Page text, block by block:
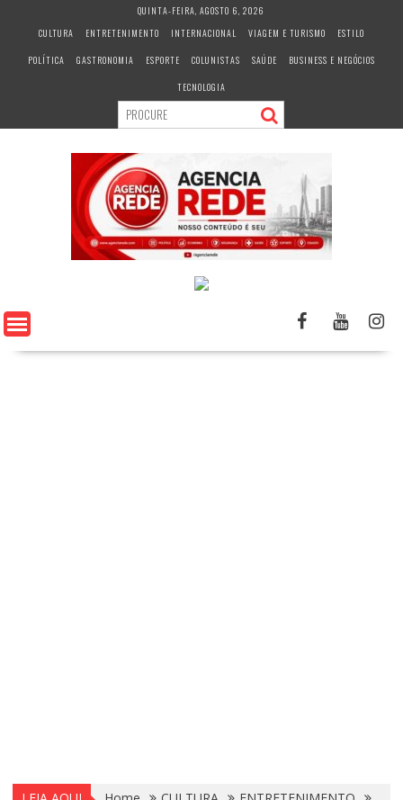
c
QUINTA-FEIRA, AGOSTO 6, 2026
CULTURA
ENTRETENIMENTO INTERNACIONAL VIAGEM E TURISMO
ESTILO
POLÍTICA
GASTRONOMIA ESPORTE COLUNISTAS SAÚDE
BUSINESS E NEGÓCIOS
TECNOLOGIA